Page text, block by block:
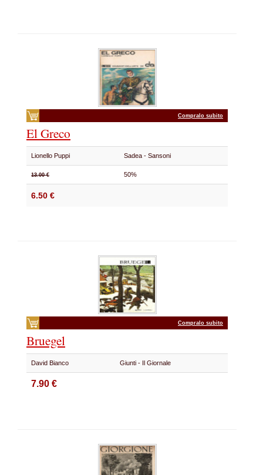
Compralo subito
El Greco
Lionello Puppi Sadea - Sansoni
13.00 € 50%
6.50 €
Compralo subito
Bruegel
David Bianco Giunti - Il Giornale
7.90 €